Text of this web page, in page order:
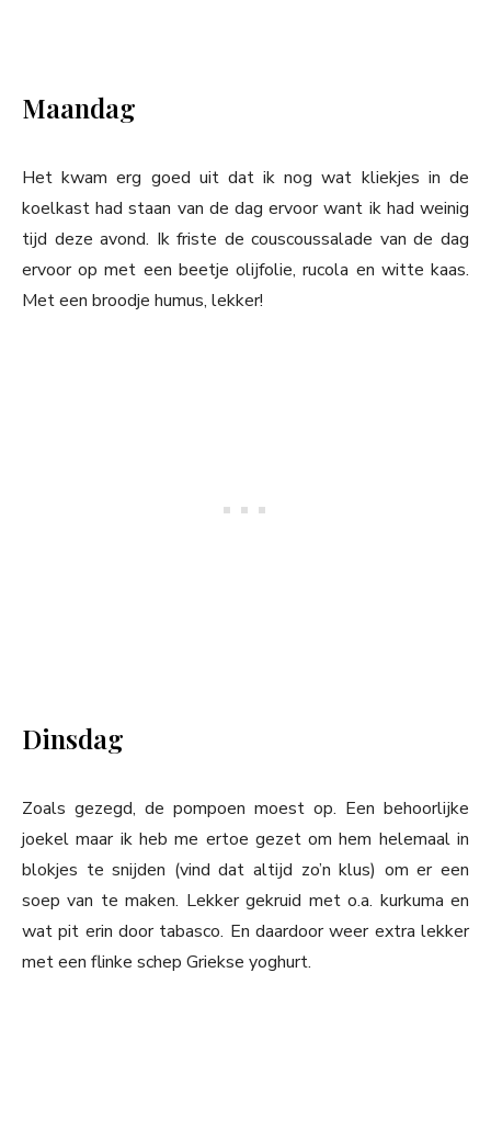
Maandag
Het kwam erg goed uit dat ik nog wat kliekjes in de
koelkast had staan van de dag ervoor want ik had weinig
tijd deze avond. Ik friste de couscoussalade van de dag
ervoor op met een beetje olijfolie, rucola en witte kaas.
Met een broodje humus, lekker!
Dinsdag
Zoals gezegd, de pompoen moest op. Een behoorlijke
joekel maar ik heb me ertoe gezet om hem helemaal in
blokjes te snijden (vind dat altijd zo’n klus) om er een
soep van te maken. Lekker gekruid met o.a. kurkuma en
wat pit erin door tabasco. En daardoor weer extra lekker
met een flinke schep Griekse yoghurt.